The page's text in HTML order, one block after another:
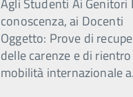
Agli Studenti Ai Genitori
conoscenza, ai Docenti
Oggetto: Prove di
delle carenze e di
mobilità internazionale a.